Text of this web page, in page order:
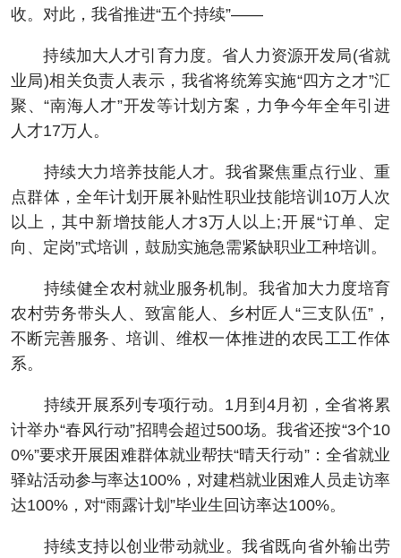
生活 演出 活动
展会 走读海南 周末去哪儿
人才在线 天涯企服
收。对此，我省推进“五个持续”——
持续加大人才引育力度。省人力资源开发局(省就
业局)相关负责人表示，我省将统筹实施“四方之才”汇
聚、“南海人才”开发等计划方案，力争今年全年引进
人才17万人。
持续大力培养技能人才。我省聚焦重点行业、重
点群体，全年计划开展补贴性职业技能培训10万人次
以上，其中新增技能人才3万人以上;开展“订单、定
向、定岗”式培训，鼓励实施急需紧缺职业工种培训。
持续健全农村就业服务机制。我省加大力度培育
农村劳务带头人、致富能人、乡村匠人“三支队伍”，
不断完善服务、培训、维权一体推进的农民工工作体
系。
持续开展系列专项行动。1月到4月初，全省将累
计举办“春风行动”招聘会超过500场。我省还按“3个10
0%”要求开展困难群体就业帮扶“晴天行动”：全省就业
驿站活动参与率达100%，对建档就业困难人员走访率
达100%，对“雨露计划”毕业生回访率达100%。
持续支持以创业带动就业。我省既向省外输出劳